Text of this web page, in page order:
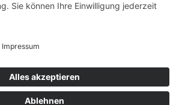
WordPress|Theme: Newsup von